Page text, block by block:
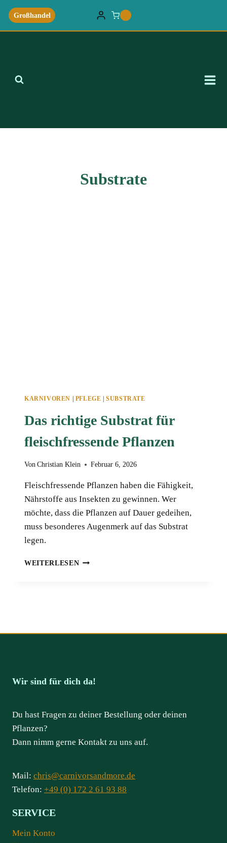
Zum
Inhalt
springen
Großhandel
Substrate
KARNIVOREN | PFLEGE |SUBSTRATE
Das richtige Substrat für
fleischfressende Pflanzen
Von Christian Klein Februar 6, 2026
Fleischfressende Pflanzen haben die Fähigkeit,
Nährstoffe aus Insekten zu gewinnen. Wer
möchte, dass die Pflanzen auf Dauer gedeihen,
muss besonderes Augenmerk auf das Substrat
legen.
WEITERLESENDAS
Wir sind für dich da!
Du hast Fragen zu deiner Bestellung oder deinen
Pflanzen?
Dann nimm gerne Kontakt zu uns auf.
Mail: chris@carnivorsandmore.de
Telefon: +49 (0) 172 2 61 93 88
SERVICE
Mein Konto